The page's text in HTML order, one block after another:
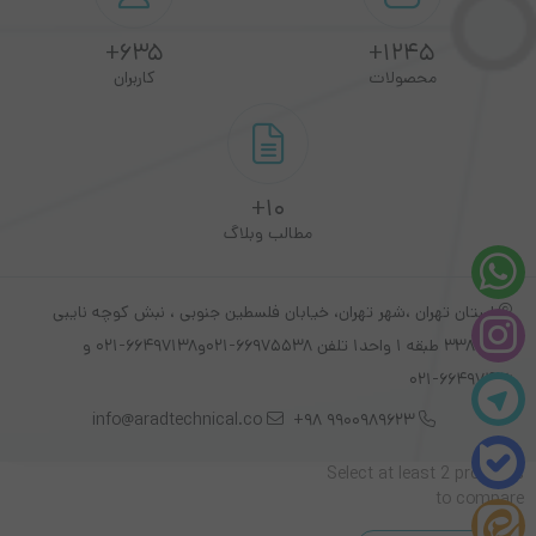
تعداد ردیف : ۱ ردیف
ریبون های سازگار : وکس و وکس رزین
1245+
محصولات
635+
کاربران
10+
مطالب وبلاگ
استان تهران ،شهر تهران، خیابان فلسطین جنوبی ، نبش کوچه نایبی
پلاک 338 طبقه 1 واحد1 تلفن 66975538-021و66497138-021 و
66497426-021
9900989623 98+
info@aradtechnical.co
Select at least 2 products
to compare